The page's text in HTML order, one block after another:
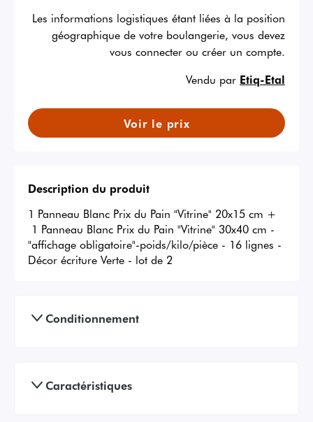
Les informations logistiques étant liées à la position
géographique de votre boulangerie, vous devez
vous connecter ou créer un compte.
Vendu par Etiq-Etal
Voir le prix
Description du produit
1 Panneau Blanc Prix du Pain "Vitrine" 20x15 cm +
"affichage obligatoire"-poids/kilo/pièce - 16 lignes -
Décor écriture Verte - lot de 2
Conditionnement
Caractéristiques